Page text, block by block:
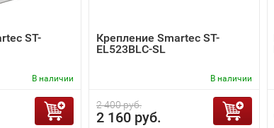
ST-
В наличии
Крепление Smartec ST-
EL523BLC-SL
В наличии
2 400 руб.
2 160 руб.